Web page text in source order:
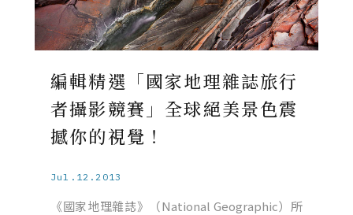
編輯精選「國家地理雜誌旅行
者攝影競賽」全球絕美景色震
撼你的視覺！
Jul.12.2013
《國家地理雜誌》（National Geographic）所